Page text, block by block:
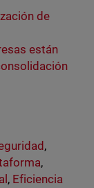
de
están
,
,
, Eficiencia